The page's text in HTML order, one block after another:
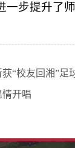
步提升了
“校友回湘”足
开唱